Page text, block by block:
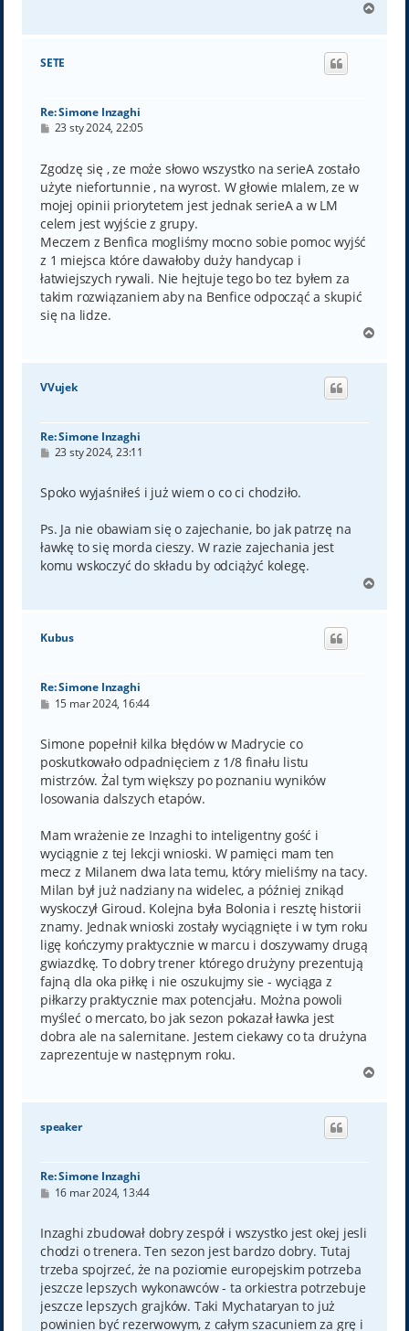
g
SETE
Re: Simone Inzaghi
P
t
23 sty 2024, 22:05
Zgodzę się , ze może słowo wszystko na serieA zostało
użyte niefortunnie , na wyrost. W głowie mIalem, ze w
mojej opinii priorytetem jest jednak serieA a w LM
celem jest wyjście z grupy.
Meczem z Benfica mogliśmy mocno sobie pomoc wyjść
z 1 miejsca które dawałoby duży handycap i
łatwiejszych rywali. Nie hejtuje tego bo tez byłem za
takim rozwiązaniem aby na Benfice odpocząć a skupić
się na lidze.
g
VVujek
Re: Simone Inzaghi
P
t
23 sty 2024, 23:11
Spoko wyjaśniłeś i już wiem o co ci chodziło.
Ps. Ja nie obawiam się o zajechanie, bo jak patrzę na
ławkę to się morda cieszy. W razie zajechania jest
komu wskoczyć do składu by odciążyć kolegę.
g
Kubus
Re: Simone Inzaghi
P
t
15 mar 2024, 16:44
Simone popełnił kilka błędów w Madrycie co
poskutkowało odpadnięciem z 1/8 finału listu
mistrzów. Żal tym większy po poznaniu wyników
losowania dalszych etapów.
Mam wrażenie ze Inzaghi to inteligentny gość i
wyciągnie z tej lekcji wnioski. W pamięci mam ten
mecz z Milanem dwa lata temu, który mieliśmy na tacy.
Milan był już nadziany na widelec, a później znikąd
wyskoczył Giroud. Kolejna była Bolonia i resztę historii
znamy. Jednak wnioski zostały wyciągnięte i w tym roku
ligę kończymy praktycznie w marcu i doszywamy drugą
gwiazdkę. To dobry trener którego drużyny prezentują
fajną dla oka piłkę i nie oszukujmy sie - wyciąga z
piłkarzy praktycznie max potencjału. Można powoli
myśleć o mercato, bo jak sezon pokazał ławka jest
dobra ale na salernitane. Jestem ciekawy co ta drużyna
zaprezentuje w następnym roku.
g
speaker
Re: Simone Inzaghi
P
t
16 mar 2024, 13:44
Inzaghi zbudował dobry zespół i wszystko jest okej jesli
chodzi o trenera. Ten sezon jest bardzo dobry. Tutaj
trzeba spojrzeć, że na poziomie europejskim potrzeba
jeszcze lepszych wykonawców - ta orkiestra potrzebuje
jeszcze lepszych grajków. Taki Mychataryan to już
powinien być rezerwowym, z całym szacuniem za grę i